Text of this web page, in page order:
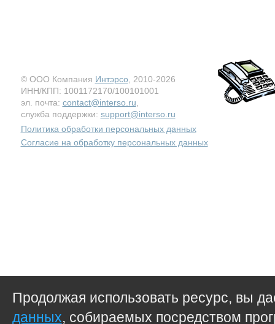
© ООО Компания Интэрсо , 2010-2026
ИНН/КПП: 1001172170/100101001
эл. почта: contact@interso.ru
служба поддержки: support@interso.ru
Политика обработки персональных данных
Согласие на обработку персональных данных
Продолжая использовать ресурс, вы
данных, собираемых посредством